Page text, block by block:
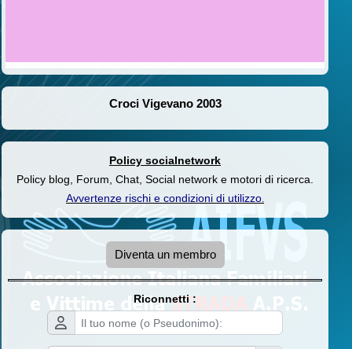
Croci Vigevano 2003
Policy socialnetwork
Policy blog, Forum, Chat, Social network e motori di ricerca.
Avvertenze rischi e condizioni di utilizzo.
Diventa un membro
Riconnetti :